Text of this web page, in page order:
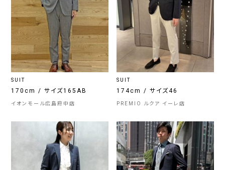
SUIT
170cm / サイズ165AB
イオンモール広島府中店
SUIT
174cm / サイズ46
PREMIO ルクア イーレ店